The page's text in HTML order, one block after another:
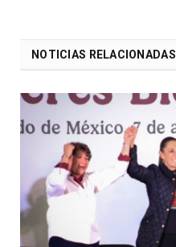
NOTICIAS RELACIONADAS